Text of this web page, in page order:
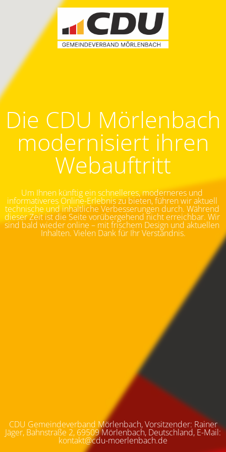
Die CDU Mörlenbach
modernisiert ihren
Webauftritt
Um Ihnen künftig ein schnelleres, moderneres und
informativeres Online-Erlebnis zu bieten, führen wir aktuell
technische und inhaltliche Verbesserungen durch. Während
dieser Zeit ist die Seite vorübergehend nicht erreichbar. Wir
sind bald wieder online – mit frischem Design und aktuellen
Inhalten. Vielen Dank für Ihr Verständnis.
CDU Gemeindeverband Mörlenbach, Vorsitzender: Rainer
Jäger, Bahnstraße 2, 69509 Mörlenbach, Deutschland, E-Mail:
kontakt@cdu-moerlenbach.de